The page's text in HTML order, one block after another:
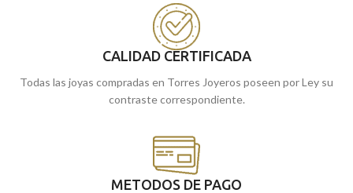
, o comprarla
online y te la llevamos a casa.
esta oportunidad.
Puedes encontrarla en nuestras
tiendas deMálaga
CALIDAD CERTIFICADA
Todas las joyas compradas en Torres Joyeros poseen por Ley su
contraste correspondiente.
METODOS DE PAGO